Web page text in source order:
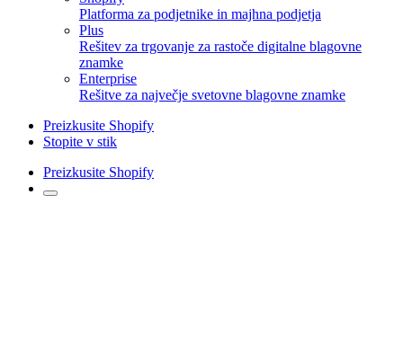
Platforma za podjetnike in majhna podjetja
Plus
Rešitev za trgovanje za rastoče digitalne blagovne
znamke
Enterprise
Rešitve za največje svetovne blagovne znamke
Preizkusite Shopify
Stopite v stik
Preizkusite Shopify